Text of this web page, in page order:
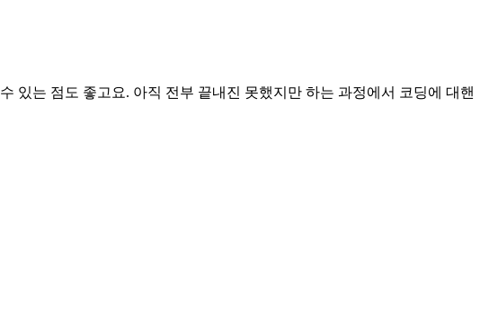
있는 점도 좋고요. 아직 전부 끝내진 못했지만 하는 과정에서 코딩에 대핸